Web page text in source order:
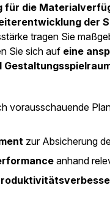
für die
der
tragen Sie
Sie sich auf eine
vorausschauende
zur Absicherung
anhand